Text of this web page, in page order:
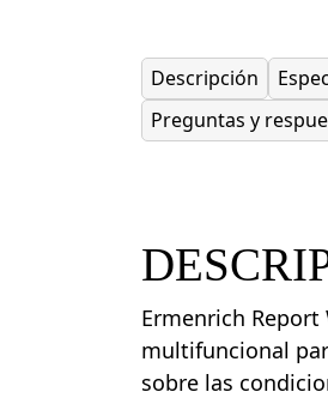
Descripción
Preguntas y
Ermenrich
multifuncional
sobre las